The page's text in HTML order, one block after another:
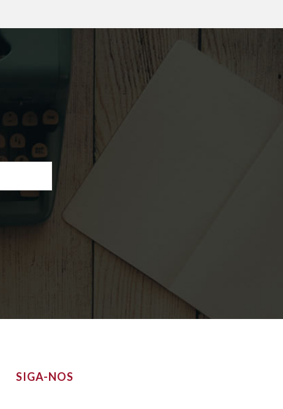
SIGA-NOS